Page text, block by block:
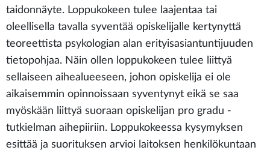
taidonnäyte. Loppukokeen tulee laajentaa tai
oleellisella tavalla syventää opiskelijalle kertynyttä
teoreettista psykologian alan erityisasiantuntijuuden
tietopohjaa. Näin ollen loppukokeen tulee liittyä
sellaiseen aihealueeseen, johon opiskelija ei ole
aikaisemmin opinnoissaan syventynyt eikä se saa
myöskään liittyä suoraan opiskelijan pro gradu -
tutkielman aihepiiriin. Loppukokeessa kysymyksen
esittää ja suorituksen arvioi laitoksen henkilökuntaan